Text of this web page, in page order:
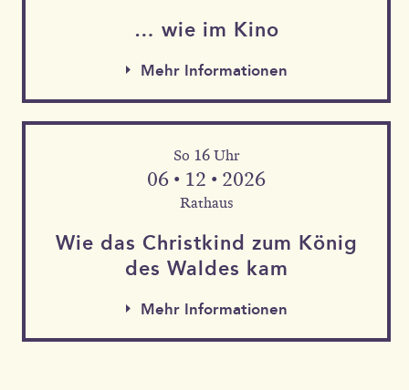
… wie im Kino
Mehr Informationen
So 16 Uhr
06 • 12 • 2026
Rathaus
Wie das Christkind zum König
des Waldes kam
Mehr Informationen